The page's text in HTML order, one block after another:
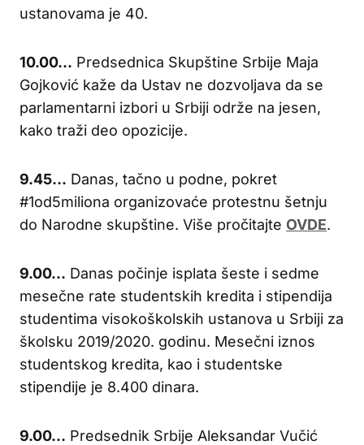
ustanovama je 40.
10.00… Predsednica Skupštine Srbije Maja
Gojković kaže da Ustav ne dozvoljava da se
parlamentarni izbori u Srbiji održe na jesen,
kako traži deo opozicije.
9.45… Danas, tačno u podne, pokret
#1od5miliona organizovaće protestnu šetnju
do Narodne skupštine. Više pročitajte OVDE.
9.00… Danas počinje isplata šeste i sedme
mesečne rate studentskih kredita i stipendija
studentima visokoškolskih ustanova u Srbiji za
školsku 2019/2020. godinu. Mesečni iznos
studentskog kredita, kao i studentske
stipendije je 8.400 dinara.
9.00… Predsednik Srbije Aleksandar Vučić